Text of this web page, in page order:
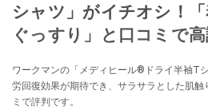
シャツ」がイチオシ！
ぐっすり」と口コミで
ワークマンの「メディヒール®ドライ半袖T
労回復効果が期待でき、サラサラとした肌触
ミで評判です。